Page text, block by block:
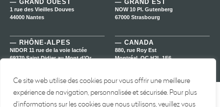
Ce site web utilise des cookies pour vous offrir une meilleure
expérience de navigation, personnalisée et sécurisée. Pour plus
d'informations sur les cookies que nous utilisons, veuillez vous
— GRAND OUEST
1 rue des Vieilles Douves
44000 Nantes
— GRAND EST
NOW 10 Pl. Gutenberg
67000 Strasbourg
— RHÔNE-ALPES
NIDOR 11 rue de la voie lactée
69370 Saint Didier au Mont d’Or
— CANADA
880, rue Roy Est
Montréal, QC H2L 1E6
Copyright © 2025 Carmine Capital • Design La Buissonnière